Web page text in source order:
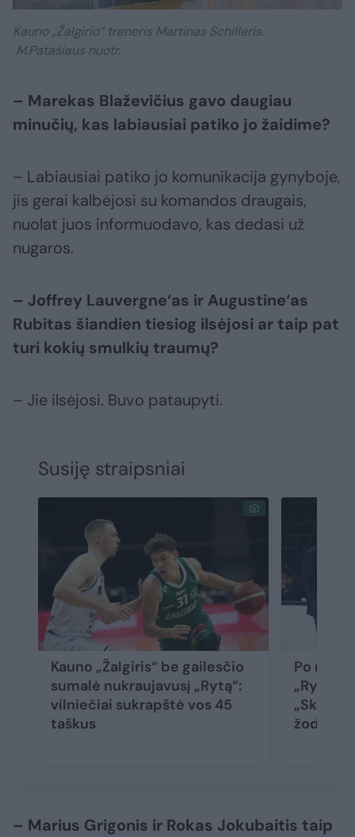
Kauno „Žalgirio“ treneris Martinas Schilleris.
M.Patašiaus nuotr.
– Marekas Blaževičius gavo daugiau
minučių, kas labiausiai patiko jo žaidime?
– Labiausiai patiko jo komunikacija gynyboje,
jis gerai kalbėjosi su komandos draugais,
nuolat juos informuodavo, kas dedasi už
nugaros.
– Joffrey Lauvergne‘as ir Augustine‘as
Rubitas šiandien tiesiog ilsėjosi ar taip pat
turi kokių smulkių traumų?
– Jie ilsėjosi. Buvo pataupyti.
Susiję straipsniai
Kauno „Žalgiris“ be gailesčio
sumalė nukraujavusį „Rytą“:
vilniečiai sukrapštė vos 45
taškus
Po
„Ryto“
žodžiais“
– Marius Grigonis ir Rokas Jokubaitis taip